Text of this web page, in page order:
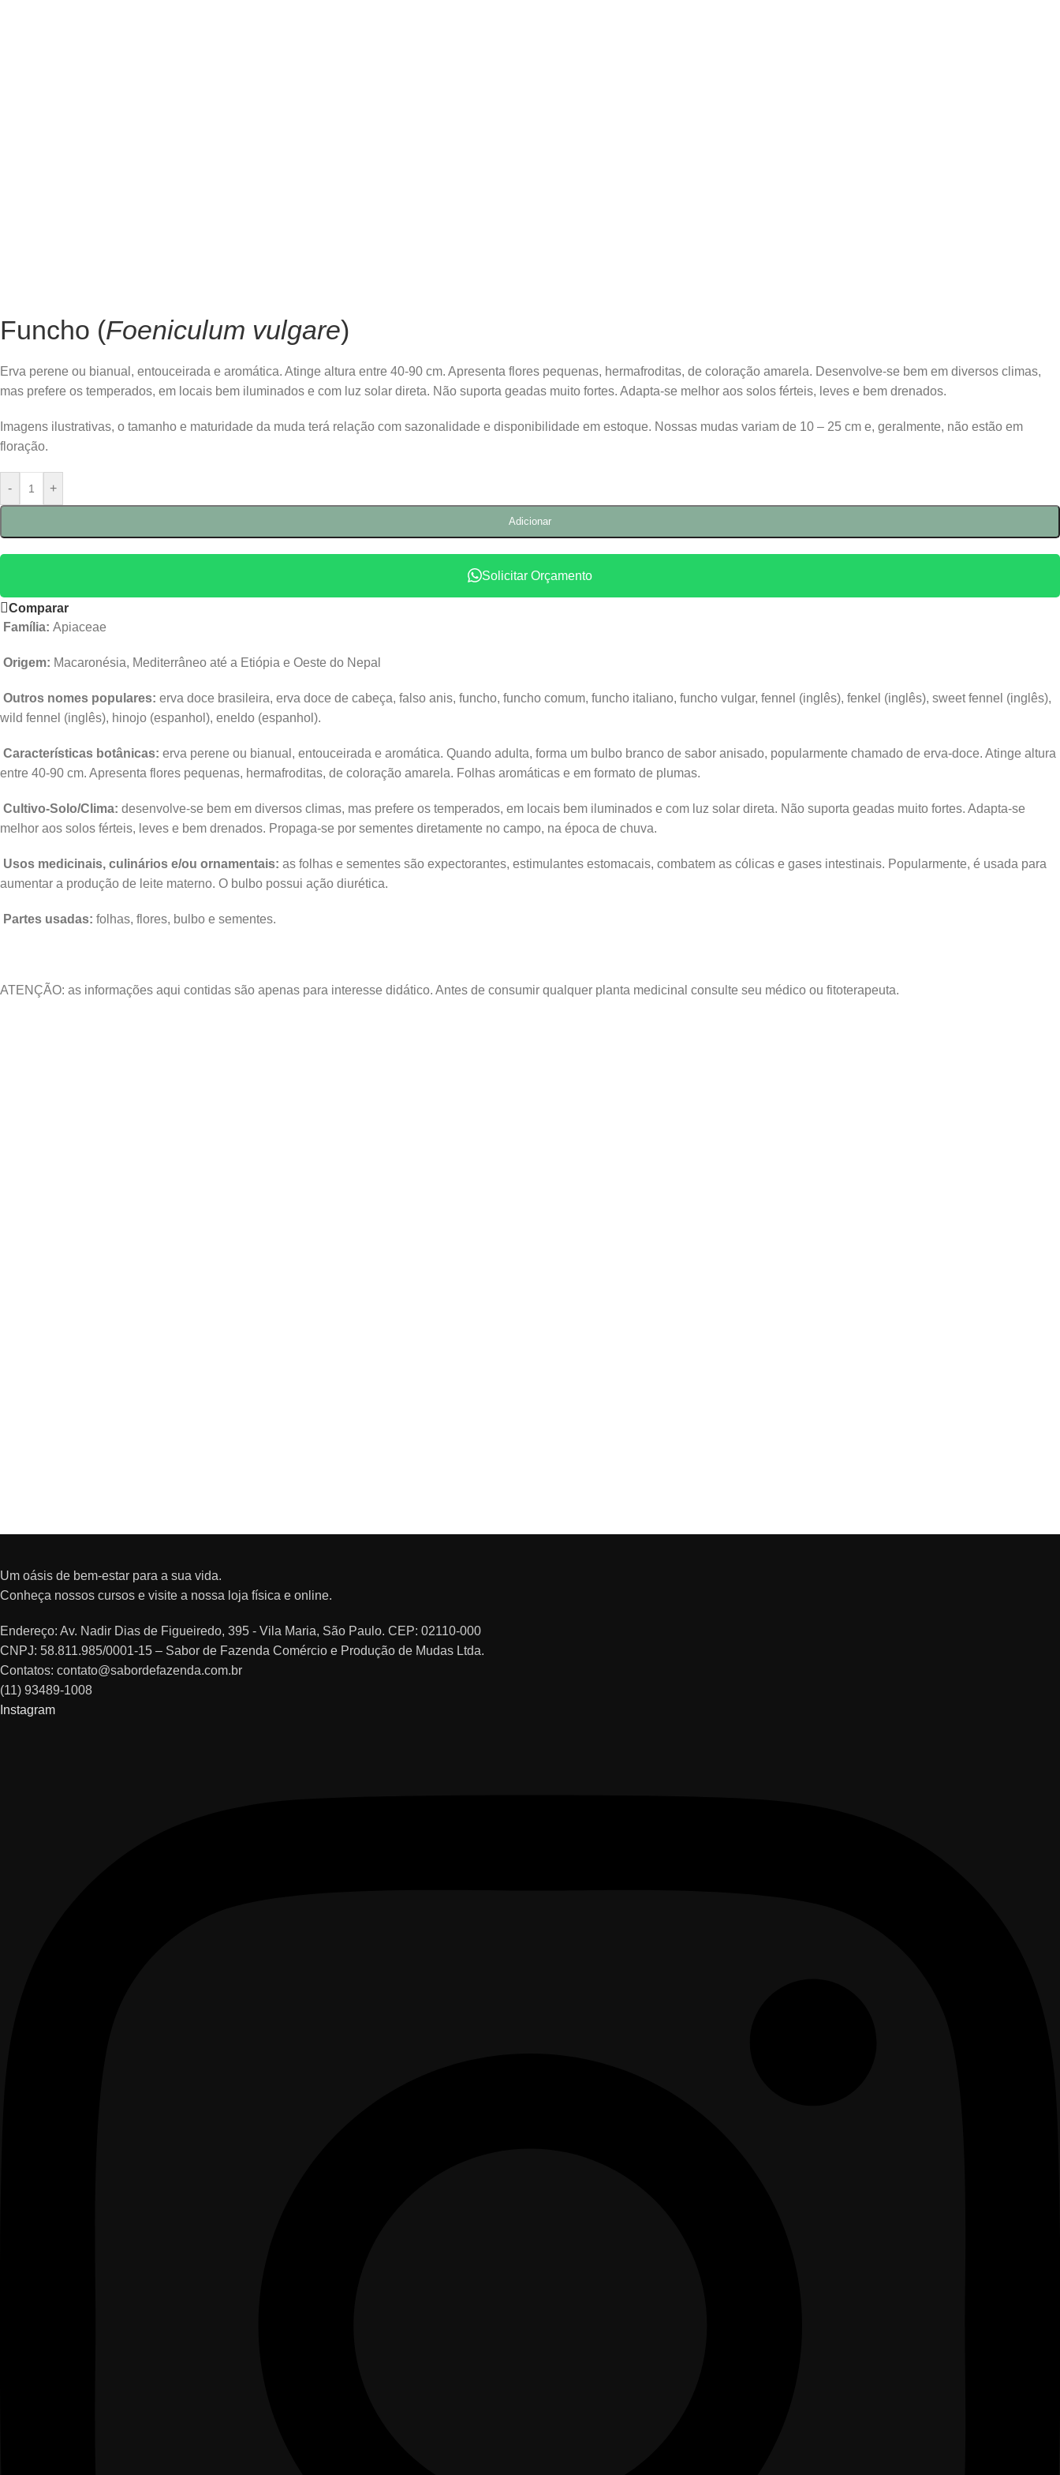
Funcho (Foeniculum vulgare)
Erva perene ou bianual, entouceirada e aromática. Atinge altura entre 40-90 cm. Apresenta flores pequenas, hermafroditas, de coloração amarela. Desenvolve-se bem em diversos climas,
mas prefere os temperados, em locais bem iluminados e com luz solar direta. Não suporta geadas muito fortes. Adapta-se melhor aos solos férteis, leves e bem drenados.
Imagens ilustrativas, o tamanho e maturidade da muda terá relação com sazonalidade e disponibilidade em estoque. Nossas mudas variam de 10 – 25 cm e, geralmente, não estão em
floração.
- +
Adicionar
Solicitar Orçamento
Comparar
Família: Apiaceae
Origem: Macaronésia, Mediterrâneo até a Etiópia e Oeste do Nepal
Outros nomes populares: erva doce brasileira, erva doce de cabeça, falso anis, funcho, funcho comum, funcho italiano, funcho vulgar, fennel (inglês), fenkel (inglês), sweet fennel (inglês),
wild fennel (inglês), hinojo (espanhol), eneldo (espanhol).
Características botânicas: erva perene ou bianual, entouceirada e aromática. Quando adulta, forma um bulbo branco de sabor anisado, popularmente chamado de erva-doce. Atinge altura
entre 40-90 cm. Apresenta flores pequenas, hermafroditas, de coloração amarela. Folhas aromáticas e em formato de plumas.
Cultivo-Solo/Clima: desenvolve-se bem em diversos climas, mas prefere os temperados, em locais bem iluminados e com luz solar direta. Não suporta geadas muito fortes. Adapta-se
melhor aos solos férteis, leves e bem drenados. Propaga-se por sementes diretamente no campo, na época de chuva.
Usos medicinais, culinários e/ou ornamentais: as folhas e sementes são expectorantes, estimulantes estomacais, combatem as cólicas e gases intestinais. Popularmente, é usada para
aumentar a produção de leite materno. O bulbo possui ação diurética.
Partes usadas: folhas, flores, bulbo e sementes.
ATENÇÃO: as informações aqui contidas são apenas para interesse didático. Antes de consumir qualquer planta medicinal consulte seu médico ou fitoterapeuta.
Um oásis de bem-estar para a sua vida.
Conheça nossos cursos e visite a nossa loja física e online.
Endereço: Av. Nadir Dias de Figueiredo, 395 - Vila Maria, São Paulo. CEP: 02110-000
CNPJ: 58.811.985/0001-15 – Sabor de Fazenda Comércio e Produção de Mudas Ltda.
Contatos: contato@sabordefazenda.com.br
(11) 93489-1008
Instagram